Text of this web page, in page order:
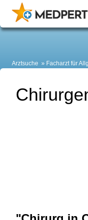
Arztsuche Facharzt für